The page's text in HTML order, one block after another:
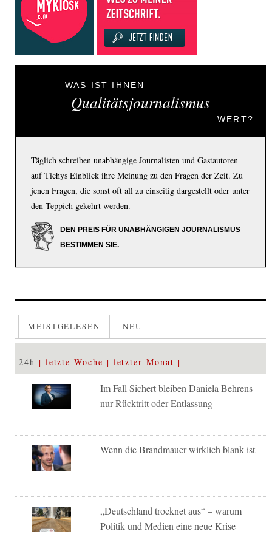
WAS IST IHNEN
Qualitätsjournalismus
WERT?
Täglich schreiben unabhängige Journalisten und Gastautoren
auf Tichys Einblick ihre Meinung zu den Fragen der Zeit. Zu
jenen Fragen, die sonst oft all zu einseitig dargestellt oder unter
den Teppich gekehrt werden.
DEN PREIS FÜR UNABHÄNGIGEN JOURNALISMUS
BESTIMMEN SIE.
MEISTGELESEN NEU
24h letzte Woche letzter Monat
Im Fall Sichert bleiben Daniela Behrens
nur Rücktritt oder Entlassung
Wenn die Brandmauer wirklich blank ist
„Deutschland trocknet aus“ – warum
Politik und Medien eine neue Krise